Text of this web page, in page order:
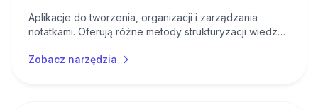
Aplikacje do tworzenia, organizacji i zarządzania
notatkami. Oferują różne metody strukturyzacji wiedzy i
Zobacz narzędzia